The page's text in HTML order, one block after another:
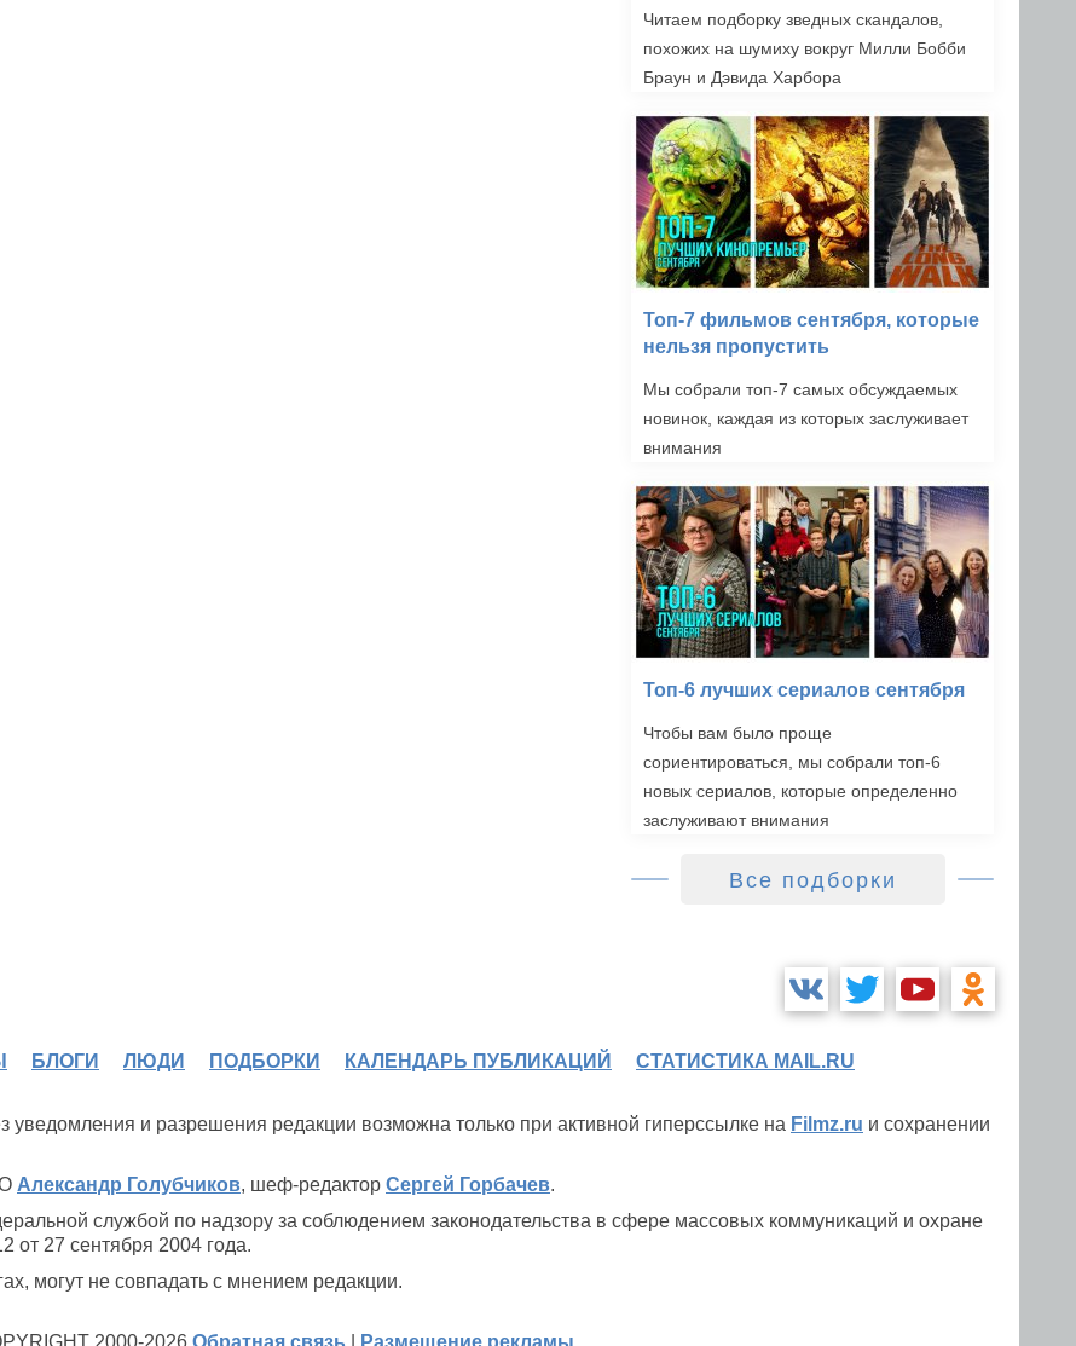
Читаем подборку зведных скандалов,
похожих на шумиху вокруг Милли Бобби
Браун и Дэвида Харбора
Топ-7 фильмов сентября, которые
нельзя пропустить
Мы собрали топ-7 самых обсуждаемых
новинок, каждая из которых заслуживает
внимания
Топ-6 лучших сериалов сентября
Чтобы вам было проще
сориентироваться, мы собрали топ-6
новых сериалов, которые определенно
заслуживают внимания
Все подборки
БЛОГИ ЛЮДИ ПОДБОРКИ КАЛЕНДАРЬ ПУБЛИКАЦИЙ СТАТИСТИКА MAIL.RU
уведомления и разрешения редакции возможна только при активной гиперссылке на Filmz.ru и сохранении
Александр Голубчиков, шеф-редактор Сергей Горбачев.
службой по надзору за соблюдением законодательства в сфере массовых коммуникаций и охране
от 27 сентября 2004 года.
могут не совпадать с мнением редакции.
2000-2026 Обратная связь Размещение рекламы